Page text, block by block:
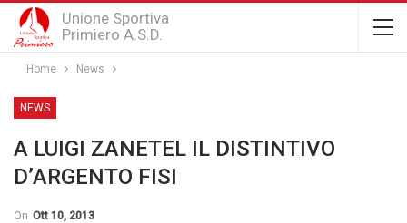
Unione Sportiva
Primiero A.S.D.
Home News
NEWS
A LUIGI ZANETEL IL DISTINTIVO
D’ARGENTO FISI
On Ott 10, 2013